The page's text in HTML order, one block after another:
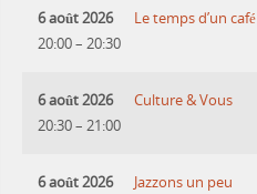
6 août 2026
20:00– 20:30
Le temps d’un café
6 août 2026
20:30– 21:00
Culture & Vous
6 août 2026
Jazzons un peu